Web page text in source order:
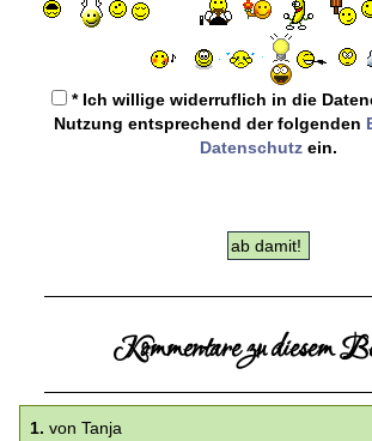
* Ich willige widerruflich in die
Nutzung entsprechend der folgenden
Datenschutzein.
Kommentare zu diesem
1. von Tanja